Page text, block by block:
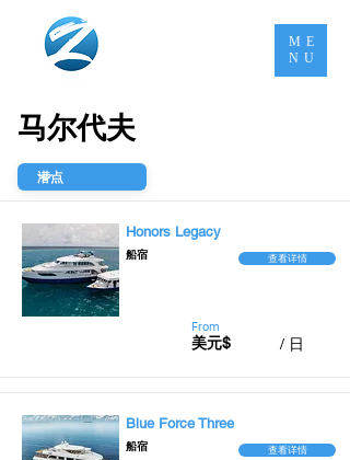
ME
NU
马尔代夫
Honors Legacy
​船宿 查看详情
From
美元$ / 日
Blue Force Three
​船宿 查看详情